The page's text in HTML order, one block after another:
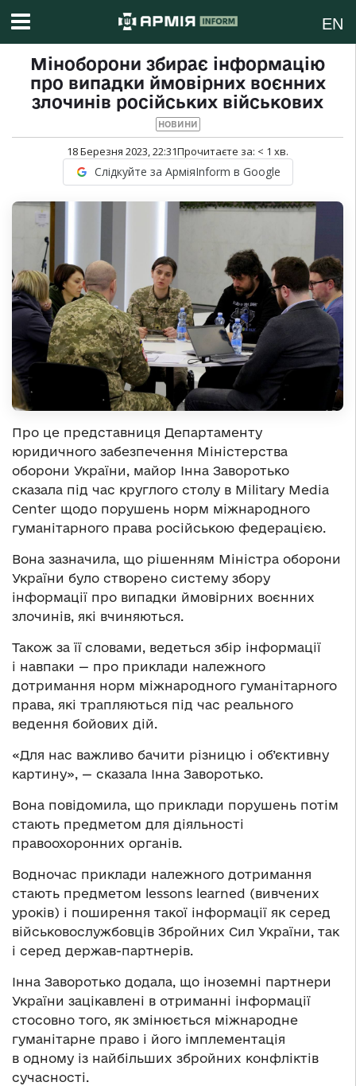
EN
Міноборони збирає інформацію
про випадки ймовірних воєнних
злочинів російських військових
НОВИНИ
18 Березня 2023, 22:31Прочитаєте за: < 1 хв.
Слідкуйте за АрміяInform в Google
Про це представниця Департаменту
юридичного забезпечення Міністерства
оборони України, майор Інна Заворотько
сказала під час круглого столу в Military Media
Center щодо порушень норм міжнародного
гуманітарного права російською федерацією.
Вона зазначила, що рішенням Міністра оборони
України було створено систему збору
інформації про випадки ймовірних воєнних
злочинів, які вчиняються.
Також за її словами, ведеться збір інформації
і навпаки — про приклади належного
дотримання норм міжнародного гуманітарного
права, які трапляються під час реального
ведення бойових дій.
«Для нас важливо бачити різницю і об’єктивну
картину», — сказала Інна Заворотько.
Вона повідомила, що приклади порушень потім
стають предметом для діяльності
правоохоронних органів.
Водночас приклади належного дотримання
стають предметом lessons learned (вивчених
уроків) і поширення такої інформації як серед
військовослужбовців Збройних Сил України, так
і серед держав-партнерів.
Інна Заворотько додала, що іноземні партнери
України зацікавлені в отриманні інформації
стосовно того, як змінюється міжнародне
гуманітарне право і його імплементація
в одному із найбільших збройних конфліктів
сучасності.